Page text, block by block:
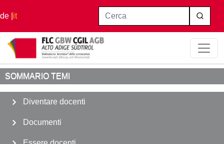
Salta al contenuto principale
de it Cerca
Home Varie Diritto Sciopero
SOMMARIO TEMI
Diventare docenti
Documenti